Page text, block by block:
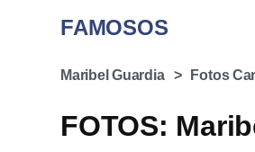
FAMOSOS
Maribel Guardia Fotos
FOTOS: